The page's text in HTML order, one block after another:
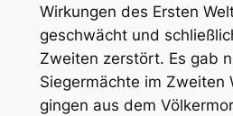
Wirkungen des Ersten
geschwächt und
Zweiten zerstört. Es gab
Siegermächte im Zweiten
gingen aus dem